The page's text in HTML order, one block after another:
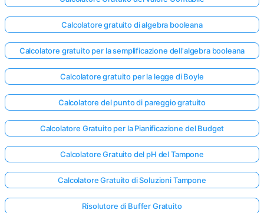
Calcolatore gratuito di algebra booleana
Calcolatore gratuito per la semplificazione dell'algebra booleana
Calcolatore gratuito per la legge di Boyle
Calcolatore del punto di pareggio gratuito
Calcolatore Gratuito per la Pianificazione del Budget
Calcolatore Gratuito del pH del Tampone
Calcolatore Gratuito di Soluzioni Tampone
Risolutore di Buffer Gratuito